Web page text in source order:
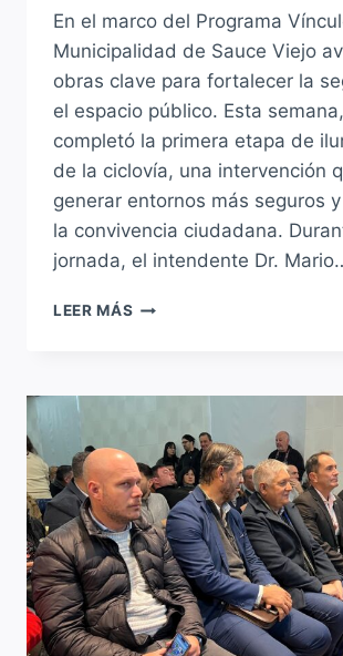
En el marco del Programa
Municipalidad de Sauce Viejo
obras clave para fortalecer la
el espacio público. Esta
completó la primera etapa de
de la ciclovía, una intervención
generar entornos más seguros
la convivencia ciudadana.
jornada, el intendente Dr.
LEER MÁS PROGRAMA
ILUMINACIÓN
CICLOVÍA
EN
SAUCE
VIEJO